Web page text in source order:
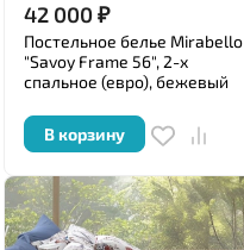
42 000₽
Постельное белье Mirabello
"Savoy Frame 56", 2-х
спальное (евро), бежевый
В корзину